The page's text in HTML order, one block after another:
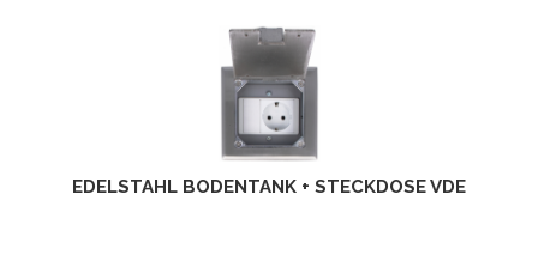
EDELSTAHL BODENTANK + STECKDOSE VDE